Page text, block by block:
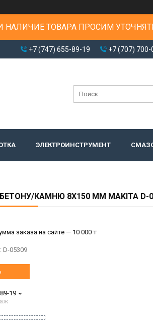
НАЛИЧИЕ ТОВАРА ПРОСИМ
+7 (747) 655-89-19 +7 (707)
ЭЛЕКТРОИНСТРУМЕНТ
КАМНЮ 8Х150 ММ MAKITA D-
заказа на сайте — 10 000 ₸
D-05309
19